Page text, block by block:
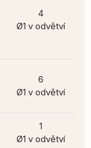
4
Ø1 v odvětví
6
Ø1 v odvětví
1
Ø1 v odvětví